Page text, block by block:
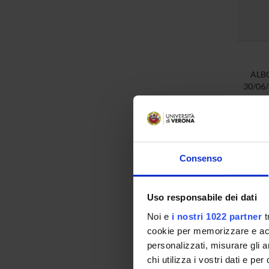
Consenso
Uso responsabile dei dati
Noi e i nostri 1022 partner
cookie per memorizzare e
personalizzati, misurare gli
chi utilizza i vostri dati e per
30/
ALBO
22/